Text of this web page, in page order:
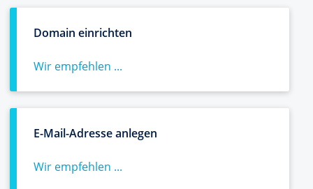
Domain einrichten
Wir empfehlen ...
E-Mail-Adresse anlegen
Wir empfehlen ...